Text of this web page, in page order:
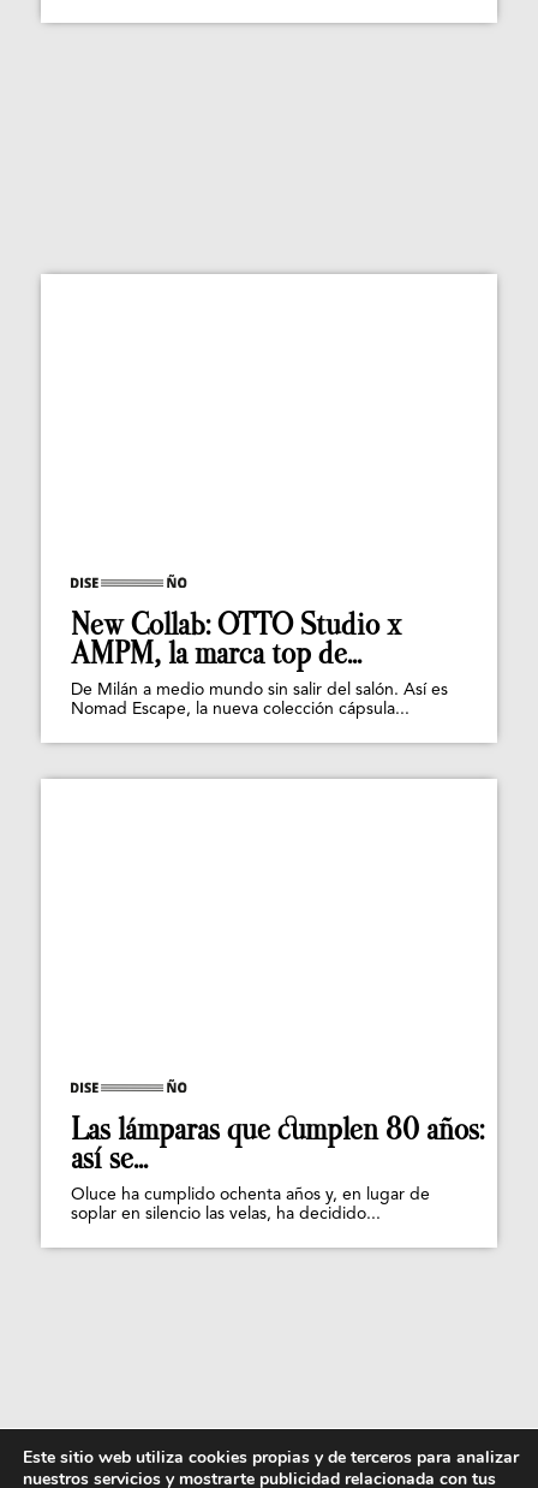
New Collab: OTTO Studio x
AMPM, la marca top de...
De Milán a medio mundo sin salir del salón. Así es
Nomad Escape, la nueva colección cápsula...
Las lámparas que cumplen 80 años:
así se...
Oluce ha cumplido ochenta años y, en lugar de
soplar en silencio las velas, ha decidido...
Este sitio web utiliza cookies propias y de terceros para analizar
nuestros servicios y mostrarte publicidad relacionada con tus